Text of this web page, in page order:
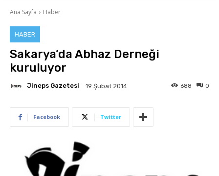
Ana Sayfa Haber
HABER
Sakarya’da Abhaz Derneği
kuruluyor
Jineps Gazetesi 19 Şubat 2014 0
688
Facebook Twitter